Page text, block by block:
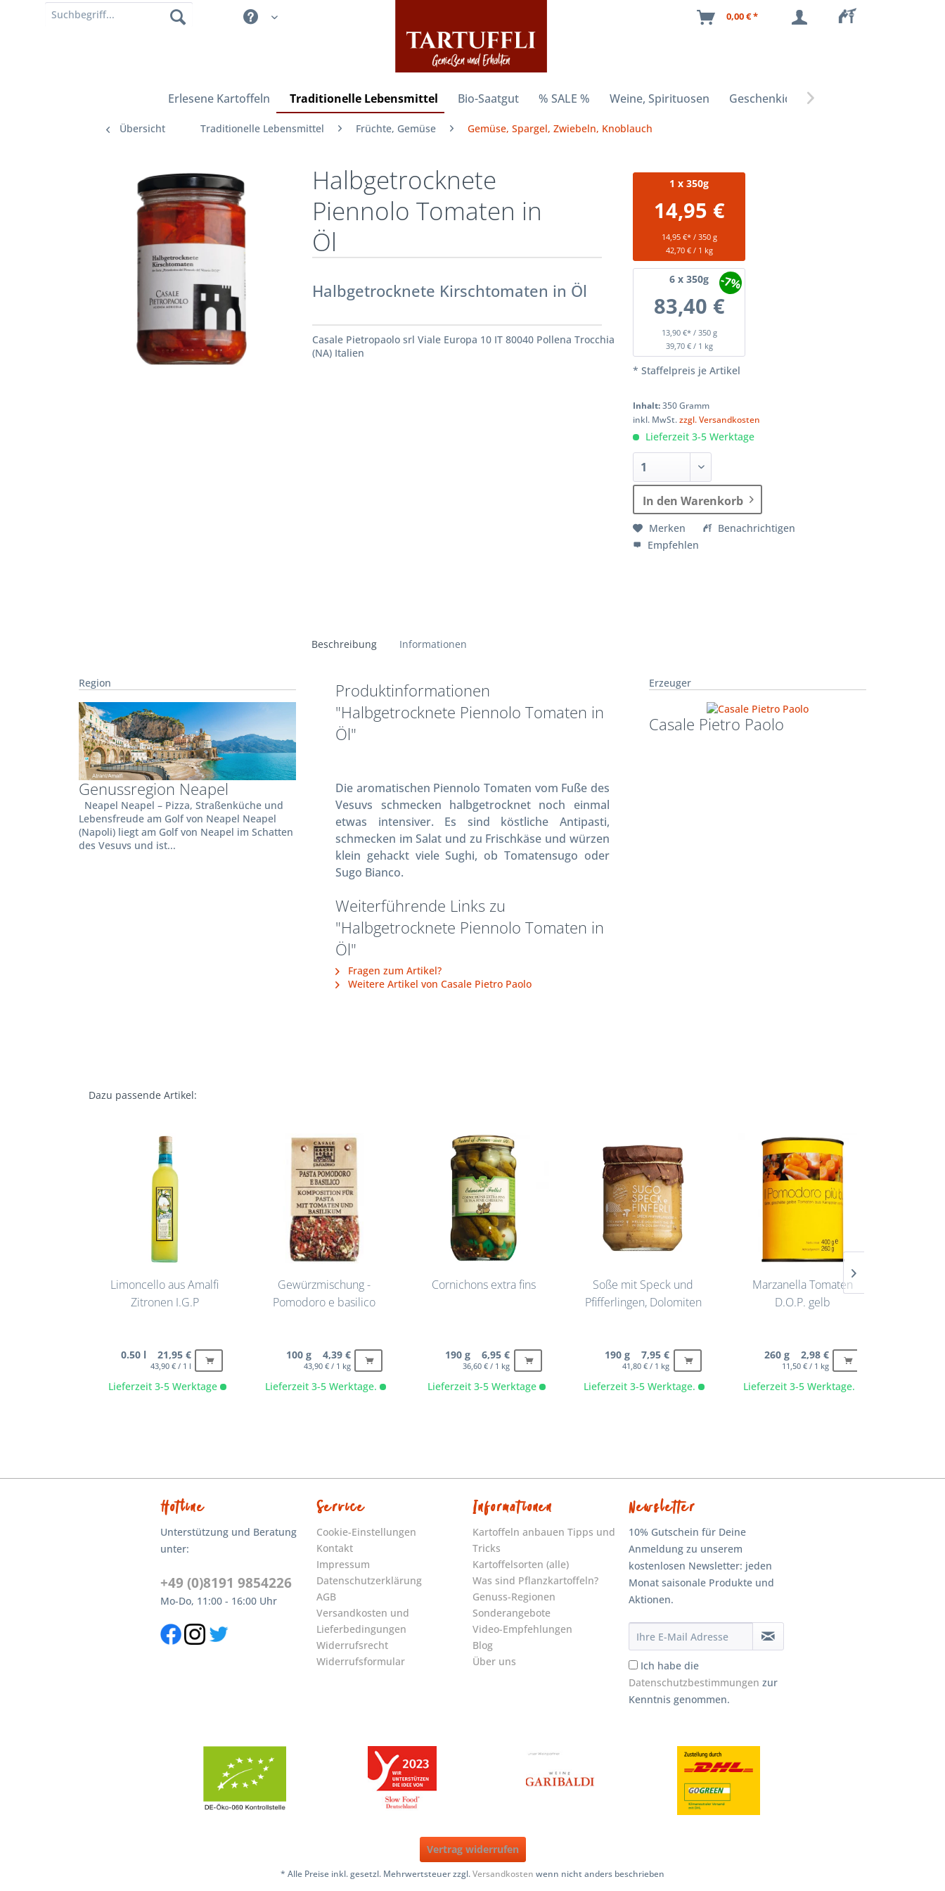
0,00 € *
Erlesene Kartoffeln Traditionelle Lebensmittel Bio-Saatgut % SALE % Weine, Spirituosen Geschenkideen
Übersicht Traditionelle Lebensmittel Früchte, Gemüse Gemüse, Spargel, Zwiebeln, Knoblauch
Halbgetrocknete
Piennolo Tomaten in
Öl
Halbgetrocknete Kirschtomaten in Öl
Casale Pietropaolo srl Viale Europa 10 IT 80040 Pollena Trocchia
(NA) Italien
1 x 350g
14,95 €
14,95 €* / 350 g
42,70 € / 1 kg
6 x 350g
83,40 €
13,90 €* / 350 g
-7%
39,70 € / 1 kg
* Staffelpreis je Artikel
Inhalt:350 Gramm
inkl. MwSt.zzgl. Versandkosten
Lieferzeit 3-5 Werktage
In den Warenkorb
Merken
Benachrichtigen
Empfehlen
Region
Genussregion Neapel
Neapel Neapel – Pizza, Straßenküche und
Lebensfreude am Golf von Neapel Neapel
(Napoli) liegt am Golf von Neapel im Schatten
des Vesuvs und ist...
Beschreibung Informationen
Produktinformationen
"Halbgetrocknete Piennolo Tomaten in
Öl"
Die aromatischen Piennolo Tomaten vom Fuße des
Vesuvs schmecken halbgetrocknet noch einmal
etwas intensiver. Es sind köstliche Antipasti,
schmecken im Salat und zu Frischkäse und würzen
klein gehackt viele Sughi, ob Tomatensugo oder
Sugo Bianco.
Weiterführende Links zu
"Halbgetrocknete Piennolo Tomaten in
Öl"
Fragen zum Artikel?
Weitere Artikel von Casale Pietro Paolo
Erzeuger
Casale Pietro Paolo
Dazu passende Artikel:
Limoncello aus Amalfi
Zitronen I.G.P
Lieferzeit 3-5 Werktage
0.50 l 21,95 €
43,90 € / 1 l
Gewürzmischung -
Pomodoro e basilico
Lieferzeit 3-5 Werktage.
100 g 4,39 €
43,90 € / 1 kg
Cornichons extra fins
Lieferzeit 3-5 Werktage
190 g 6,95 €
36,60 € / 1 kg
Soße mit Speck und
Pfifferlingen, Dolomiten
Lieferzeit 3-5 Werktage.
190 g 7,95 €
41,80 € / 1 kg
Marzanella Tomaten
D.O.P. gelb
Lieferzeit 3-5 Werktage.
260 g 2,98 €
11,50 € / 1 kg
Hotline
Unterstützung und Beratung
unter:
+49 (0)8191 9854226
Mo-Do, 11:00 - 16:00 Uhr
Service
Cookie-Einstellungen
Kontakt
Impressum
Datenschutzerklärung
AGB
Versandkosten und
Lieferbedingungen
Widerrufsrecht
Widerrufsformular
Informationen
Kartoffeln anbauen Tipps und
Tricks
Kartoffelsorten (alle)
Was sind Pflanzkartoffeln?
Genuss-Regionen
Sonderangebote
Video-Empfehlungen
Blog
Über uns
Newsletter
10% Gutschein für Deine
Anmeldung zu unserem
kostenlosen Newsletter: jeden
Monat saisonale Produkte und
Aktionen.
Ich habe die
Datenschutzbestimmungen zur
Kenntnis genommen.
Vertrag widerrufen
* Alle Preise inkl. gesetzl. Mehrwertsteuer zzgl.Versandkosten wenn nicht anders beschrieben